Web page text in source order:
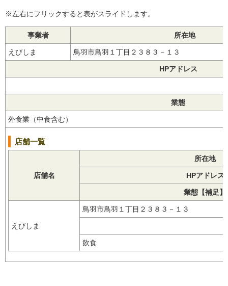
※左右にフリックすると表がスライドします。
事業者 所在地
えびしま 鳥羽市鳥羽１丁目２３８３－１３
HPアドレス
業態
外食業（中食含む）
店舗一覧
店舗名
所在地
HPアドレス
業態【補足】
えびしま
鳥羽市鳥羽１丁目２３８３－１３
飲食